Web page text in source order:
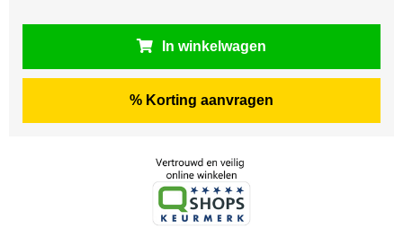
In winkelwagen
% Korting aanvragen